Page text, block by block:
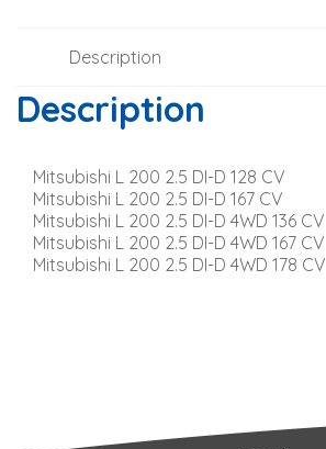
Description
Description
Mitsubishi L 200 2.5 DI-D 128 CV
Mitsubishi L 200 2.5 DI-D 167 CV
Mitsubishi L 200 2.5 DI-D 4WD 136 CV
Mitsubishi L 200 2.5 DI-D 4WD 167 CV
Mitsubishi L 200 2.5 DI-D 4WD 178 CV